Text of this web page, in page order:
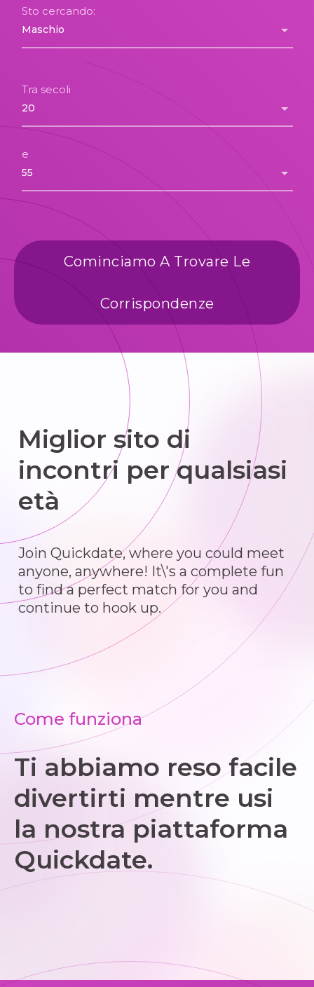
Sto cercando:
Tra secoli
e
Cominciamo A Trovare Le
Corrispondenze
Miglior sito di
incontri per qualsiasi
età
Join Quickdate, where you could meet
anyone, anywhere! It\'s a complete fun
to find a perfect match for you and
continue to hook up.
Come funziona
Ti abbiamo reso facile
divertirti mentre usi
la nostra piattaforma
Quickdate.